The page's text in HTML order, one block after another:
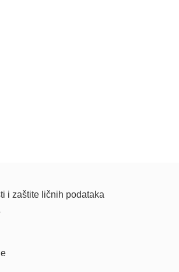
i zaštite ličnih podataka